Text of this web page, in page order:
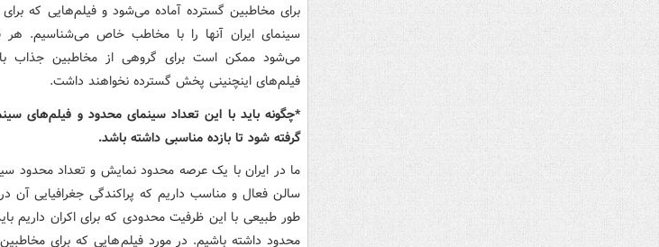
برای مخاطبین گسترده آماده می‌شود و فیلم‌هایی که
سینمای ایران آنها را با مخاطب خاص می‌شناسیم.
می‌شود ممکن است برای گروهی از مخاطبین جذاب
فیلم‌های اینچنینی پخش گسترده نخواهند داشت.
*چگونه باید با این تعداد سینمای محدود و فیلم‌های
گرفته شود تا بازده مناسبی داشته باشد.
سالن فعال و مناسب داریم که پراکندگی جغرافیایی
طور طبیعی با این ظرفیت محدودی که برای اکران داریم
محدود داشته باشیم. در مورد فیلم هایی که برای